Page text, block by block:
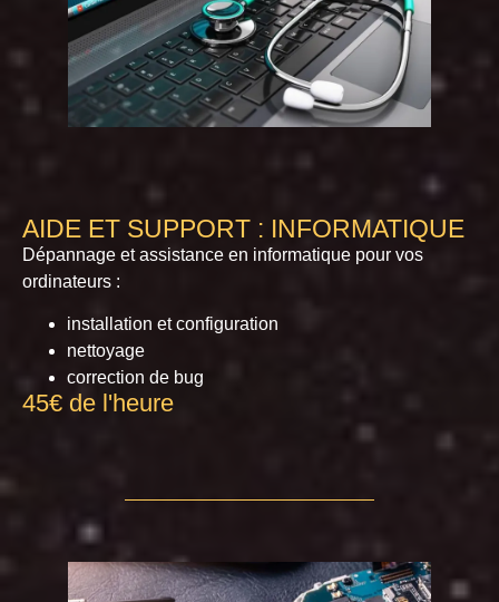
AIDE ET SUPPORT : INFORMATIQUE
Dépannage et assistance en informatique pour vos
ordinateurs :
installation et configuration
nettoyage
correction de bug
45€ de l'heure